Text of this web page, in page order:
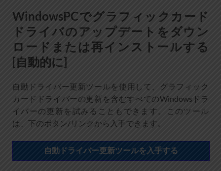
WindowsPCでグラフィックカード
ドライバのアップデートをダウン
ロードまたは再インストールする
[自動的に]
自動ドライバー更新ツールを使用して、グラフィック
カードドライバーの更新を含むすべてのWindowsドラ
イバーの更新を試みることもできます。このツール
は、下のボタン/リンクから入手できます。
自動ドライバー更新ツールを入手する